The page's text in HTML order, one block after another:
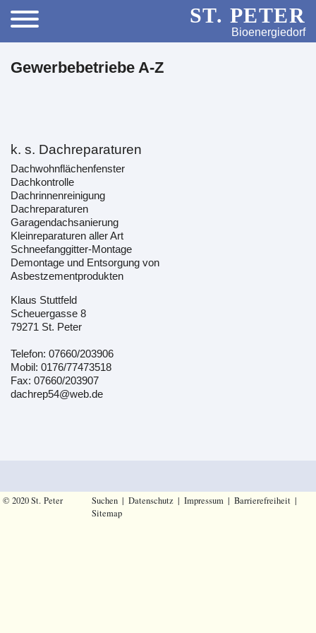
ST. PETER
Bioenergiedorf
Gewerbebetriebe A-Z
k. s. Dachreparaturen
Dachwohnflächenfenster
Dachkontrolle
Dachrinnenreinigung
Dachreparaturen
Garagendachsanierung
Kleinreparaturen aller Art
Schneefanggitter-Montage
Demontage und Entsorgung von
Asbestzementprodukten
Klaus Stuttfeld
Scheuergasse 8
79271 St. Peter
Telefon: 07660/203906
Mobil: 0176/77473518
Fax: 07660/203907
dachrep54@web.de
© 2020 St. Peter Suchen | Datenschutz | Impressum | Barrierefreiheit |
Sitemap